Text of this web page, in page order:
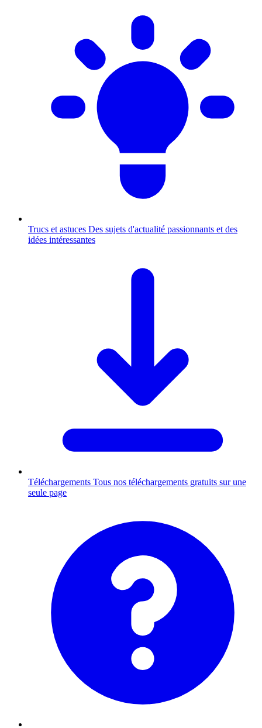
Trucs et astuces Des sujets d'actualité passionnants et des
idées intéressantes
Téléchargements Tous nos téléchargements gratuits sur une
seule page